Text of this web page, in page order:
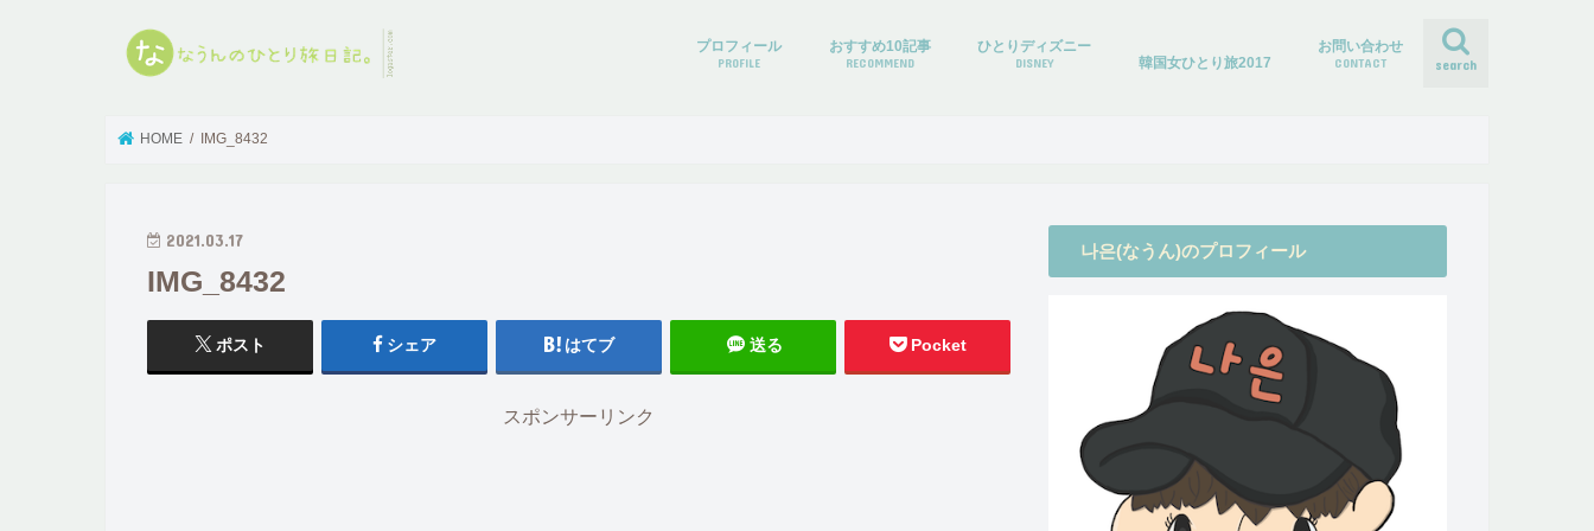
search
プロフィール
PROFILE
おすすめ10記事
RECOMMEND
ひとりディズニー
DISNEY 韓国女ひとり旅2017
お問い合わせ
CONTACT
HOME IMG_8432
2021.03.17
IMG_8432
ポスト シェア はてブ 送る Pocket
スポンサーリンク
나은(なうん)のプロフィール